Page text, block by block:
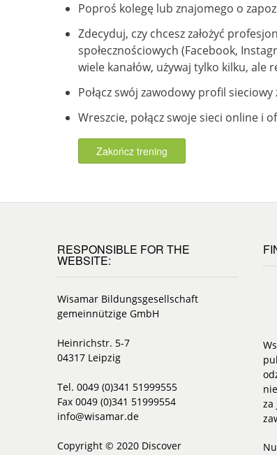
Poproś kolegę lub znajomego o
Zdecyduj, czy chcesz założyć
społecznościowych (Facebook,
wiele kanałów, używaj tylko kilku,
Połącz swój zawodowy profil
Wreszcie, połącz swoje sieci online i
Zakończ trening
RESPONSIBLE FOR THE
WEBSITE:
Wisamar Bildungsgesellschaft
gemeinnützige GmbH
Heinrichstr. 5-7
04317 Leipzig
Tel. 0049 (0)341 51999555
Fax 0049 (0)341 51999554
info@wisamar.de
Copyright © 2020 Discover
za